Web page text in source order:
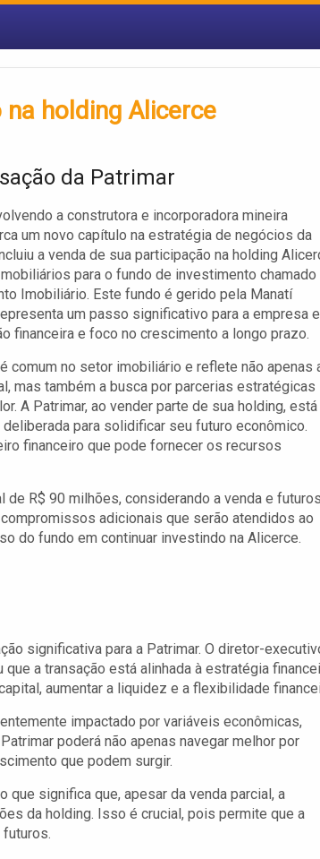
holding Alicerce
da Patrimar
a construtora e incorporadora mineira
um novo capítulo na estratégia de negócios da
a venda de sua participação na holding
para o fundo de investimento chamado
Imobiliário. Este fundo é gerido pela Manatí
um passo significativo para a empresa
financeira e foco no crescimento a longo prazo.
comum no setor imobiliário e reflete não apenas
mas também a busca por parcerias estratégicas
A Patrimar, ao vender parte de sua holding, está
para solidificar seu futuro econômico.
financeiro que pode fornecer os recursos
de R$ 90 milhões, considerando a venda e
adicionais que serão atendidos ao
do fundo em continuar investindo na Alicerce.
significativa para a Patrimar. O diretor-
a transação está alinhada à estratégia
aumentar a liquidez e a flexibilidade
impactado por variáveis econômicas,
poderá não apenas navegar melhor por
que podem surgir.
que significa que, apesar da venda parcial, a
da holding. Isso é crucial, pois permite que a